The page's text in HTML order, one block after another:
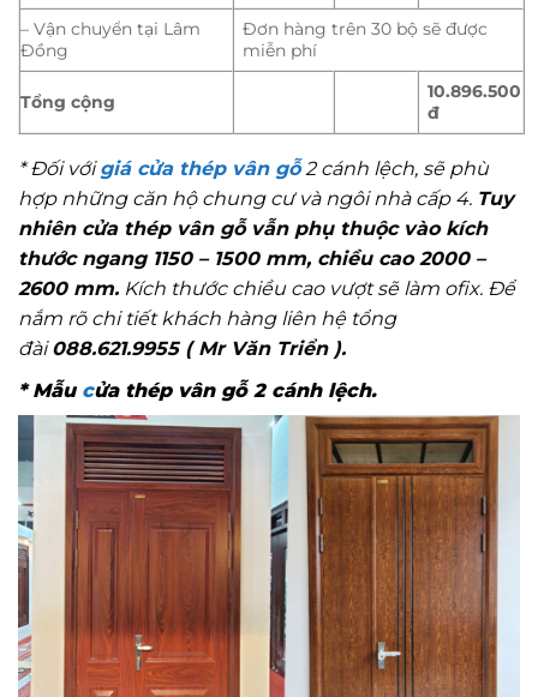
– Vận chuyển tại Lâm
Đồng
Đơn hàng trên 30 bộ sẽ được
miễn phí
Tổng cộng
10.896.500
đ
* Đối vớigiá cửa thép vân gỗ 2 cánh lệch, sẽ phù
hợp những căn hộ chung cư và ngôi nhà cấp 4. Tuy
nhiên cửa thép vân gỗ vẫn phụ thuộc vào kích
thước ngang 1150 – 1500 mm, chiều cao 2000 –
2600 mm. Kích thước chiều cao vượt sẽ làm ofix. Để
nắm rõ chi tiết khách hàng liên hệ tổng
đài088.621.9955 ( Mr Văn Triển ).
* Mẫu cửa thép vân gỗ 2 cánh lệch.